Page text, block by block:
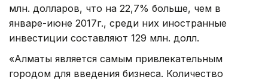
млн. долларов, что на 22,7% больше, чем в
январе-июне 2017г., среди них иностранные
инвестиции составляют 129 млн. долл.
«Алматы является самым привлекательным
городом для введения бизнеса. Количество